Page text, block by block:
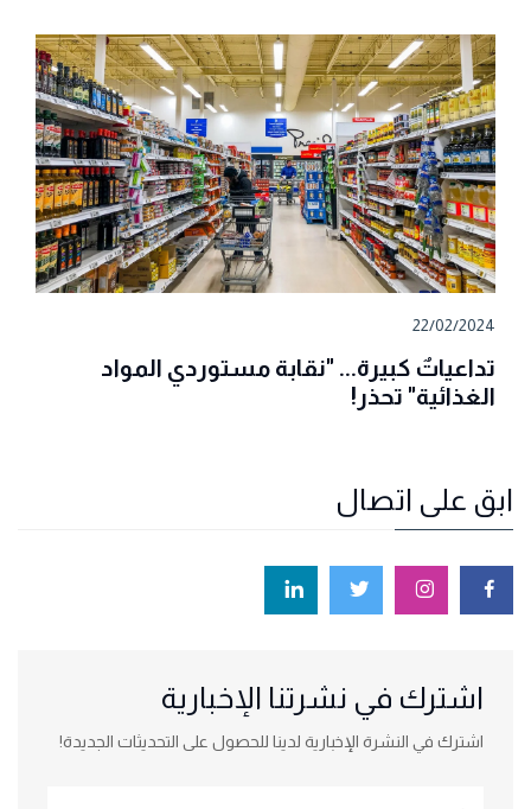
22/02/2024
تداعياتٌ كبيرة... "نقابة مستوردي المواد
الغذائية" تحذر!
ابق على اتصال
اشترك في نشرتنا الإخبارية
اشترك في النشرة الإخبارية لدينا للحصول على التحديثات الجديدة!